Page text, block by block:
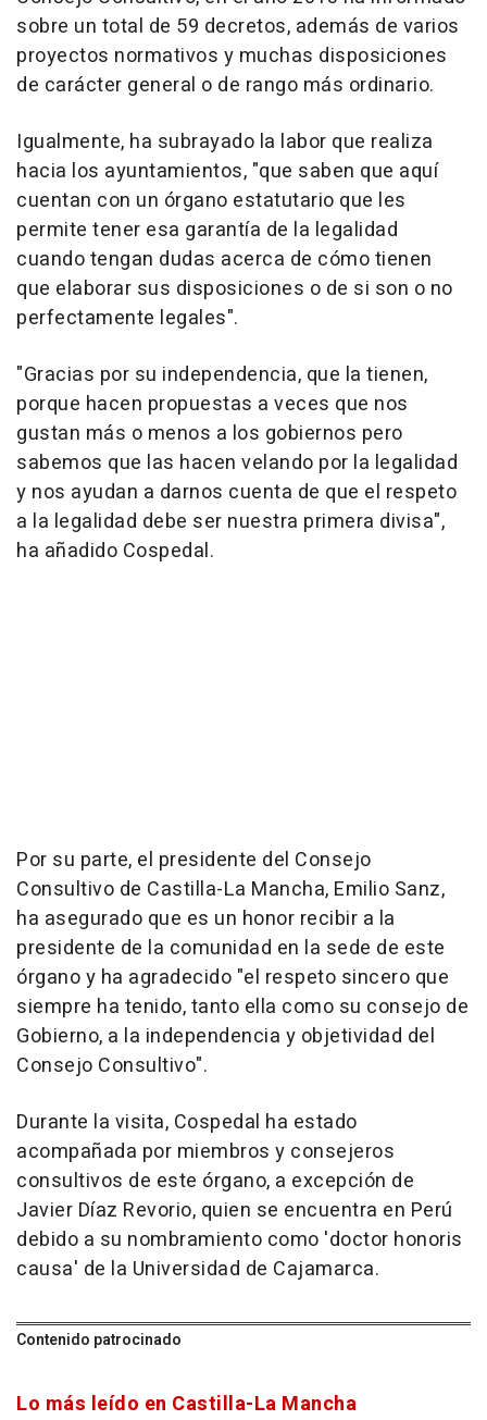
sobre un total de 59 decretos, además de varios
proyectos normativos y muchas disposiciones
de carácter general o de rango más ordinario.
Igualmente, ha subrayado la labor que realiza
hacia los ayuntamientos, "que saben que aquí
cuentan con un órgano estatutario que les
permite tener esa garantía de la legalidad
cuando tengan dudas acerca de cómo tienen
que elaborar sus disposiciones o de si son o no
perfectamente legales".
"Gracias por su independencia, que la tienen,
porque hacen propuestas a veces que nos
gustan más o menos a los gobiernos pero
sabemos que las hacen velando por la legalidad
y nos ayudan a darnos cuenta de que el respeto
a la legalidad debe ser nuestra primera divisa",
ha añadido Cospedal.
Por su parte, el presidente del Consejo
Consultivo de Castilla-La Mancha, Emilio Sanz,
ha asegurado que es un honor recibir a la
presidente de la comunidad en la sede de este
órgano y ha agradecido "el respeto sincero que
siempre ha tenido, tanto ella como su consejo de
Gobierno, a la independencia y objetividad del
Consejo Consultivo".
Durante la visita, Cospedal ha estado
acompañada por miembros y consejeros
consultivos de este órgano, a excepción de
Javier Díaz Revorio, quien se encuentra en Perú
debido a su nombramiento como 'doctor honoris
causa' de la Universidad de Cajamarca.
Contenido patrocinado
Lo más leído en Castilla-La Mancha